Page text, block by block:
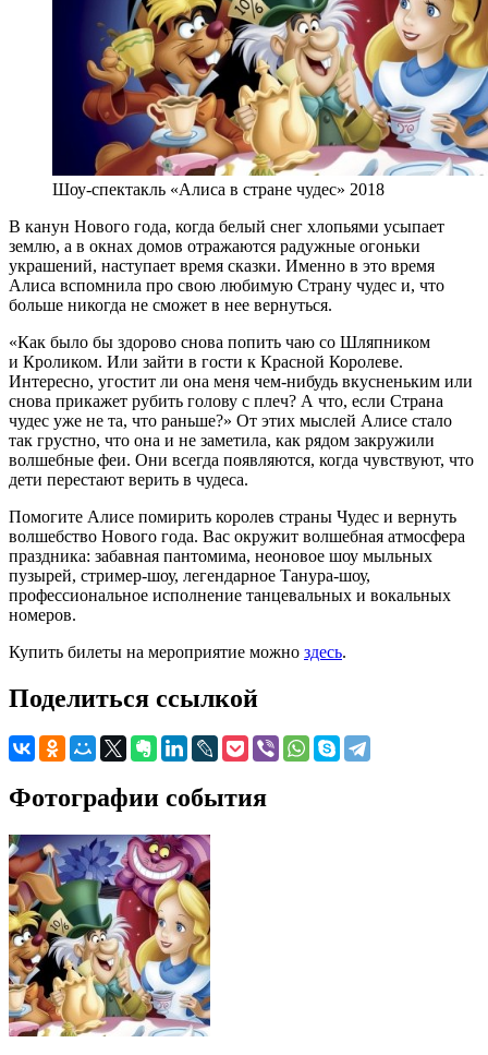
Шоу-спектакль «Алиса в стране чудес» 2018
В канун Нового года, когда белый снег хлопьями усыпает
землю, а в окнах домов отражаются радужные огоньки
украшений, наступает время сказки. Именно в это время
Алиса вспомнила про свою любимую Страну чудес и, что
больше никогда не сможет в нее вернуться.
«Как было бы здорово снова попить чаю со Шляпником
и Кроликом. Или зайти в гости к Красной Королеве.
Интересно, угостит ли она меня чем-нибудь вкусненьким или
снова прикажет рубить голову с плеч? А что, если Страна
чудес уже не та, что раньше?» От этих мыслей Алисе стало
так грустно, что она и не заметила, как рядом закружили
волшебные феи. Они всегда появляются, когда чувствуют, что
дети перестают верить в чудеса.
Помогите Алисе помирить королев страны Чудес и вернуть
волшебство Нового года. Вас окружит волшебная атмосфера
праздника: забавная пантомима, неоновое шоу мыльных
пузырей, стример-шоу, легендарное Танура-шоу,
профессиональное исполнение танцевальных и вокальных
номеров.
Купить билеты на мероприятие можно здесь.
Поделиться ссылкой
Фотографии события